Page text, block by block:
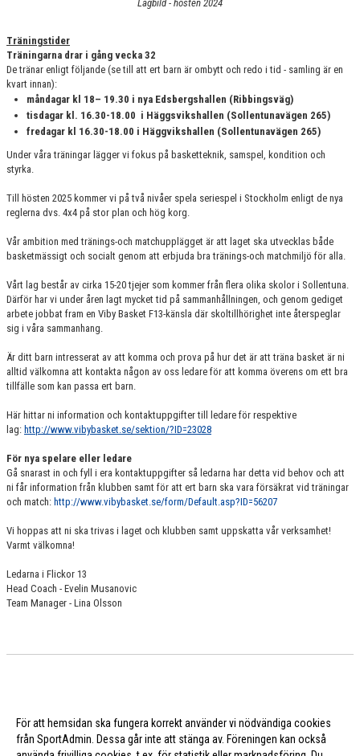
DOKUMENT
Lagbild - hösten 2024
Träningstider
Träningarna drar i gång vecka 32
De tränar enligt följande (se till att ert barn är ombytt och redo i tid - samling är en
kvart innan):
måndagar kl 18– 19.30 i nya Edsbergshallen (Ribbingsväg)
tisdagar kl. 16.30-18.00 i Häggsvikshallen (Sollentunavägen 265)
fredagar kl 16.30-18.00 i Häggvikshallen (Sollentunavägen 265)
Under våra träningar lägger vi fokus på basketteknik, samspel, kondition och
styrka.
Till hösten 2025 kommer vi på två nivåer spela seriespel i Stockholm enligt de nya
reglerna dvs. 4x4 på stor plan och hög korg.
Vår ambition med tränings-och matchupplägget är att laget ska utvecklas både
basketmässigt och socialt genom att erbjuda bra tränings-och matchmiljö för alla.
Vårt lag består av cirka 15-20 tjejer som kommer från flera olika skolor i Sollentuna.
Därför har vi under åren lagt mycket tid på sammanhållningen, och genom gediget
arbete jobbat fram en Viby Basket F13-känsla där skoltillhörighet inte återspeglar
sig i våra sammanhang.
Är ditt barn intresserat av att komma och prova på hur det är att träna basket är ni
alltid välkomna att kontakta någon av oss ledare för att komma överens om ett bra
tillfälle som kan passa ert barn.
Här hittar ni information och kontaktuppgifter till ledare för respektive
lag: http://www.vibybasket.se/sektion/?ID=23028
För nya spelare eller ledare
Gå snarast in och fyll i era kontaktuppgifter så ledarna har detta vid behov och att
ni får information från klubben samt för att ert barn ska vara försäkrat vid träningar
och match: http://www.vibybasket.se/form/Default.asp?ID=56207
Vi hoppas att ni ska trivas i laget och klubben samt uppskatta vår verksamhet!
Varmt välkomna!
Ledarna i Flickor 13
Head Coach - Evelin Musanovic
Team Manager - Lina Olsson
För att hemsidan ska fungera korrekt använder vi nödvändiga cookies
från SportAdmin. Dessa går inte att stänga av. Föreningen kan också